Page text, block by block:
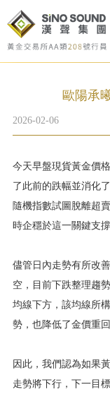
歐陽承
2026-02-06
今天早盤現貨黃金價
了此前的跌幅並消化
隨機指數試圖脫離超
時企穩於這一關鍵支撐
儘管日內走勢有所改
空，目前下跌整理趨
均線下方，該均線所
勢，也降低了金價重
因此，我們認為如果
走勢將下行，下一目